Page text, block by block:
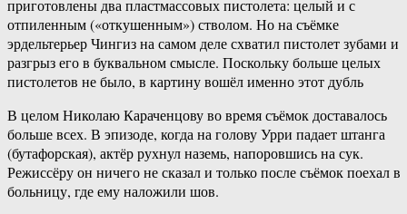
приготовлены два пластмассовых пистолета: целый и с
отпиленным («откушенным») стволом. Но на съёмке
эрдельтерьер Чингиз на самом деле схватил пистолет зубами и
разгрыз его в буквальном смысле. Поскольку больше целых
пистолетов не было, в картину вошёл именно этот дубль
В целом Николаю Караченцову во время съёмок доставалось
больше всех. В эпизоде, когда на голову Урри падает штанга
(бутафорская), актёр рухнул наземь, напоровшись на сук.
Режиссёру он ничего не сказал и только после съёмок поехал в
больницу, где ему наложили шов.